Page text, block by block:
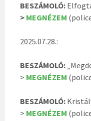
BESZÁMOLÓ:
> MEGNÉZEM
2025.07.28.:
BESZÁMOLÓ:
> MEGNÉZEM
BESZÁMOLÓ:
> MEGNÉZEM